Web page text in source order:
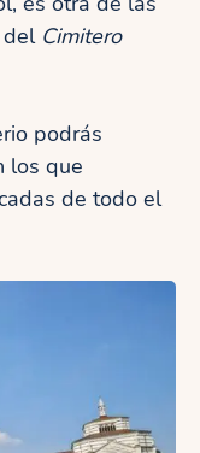
del Cimitero
podrás
los que
de todo el